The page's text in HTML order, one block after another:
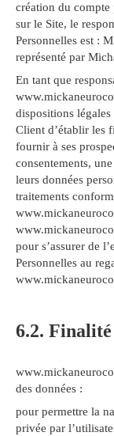
création du compte
sur le Site, le
Personnelles est :
représenté par
En tant que
dispositions
Client d’établir les
fournir à ses
consentements,
leurs données
traitements
pour s’assurer de
Personnelles au
6.2. Finalité
des données :
pour permettre la
privée par